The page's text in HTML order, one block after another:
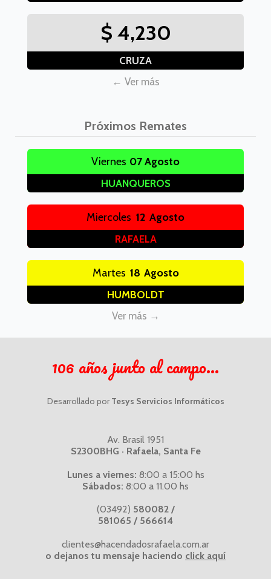
$ 4,230
CRUZA
← Ver más
Próximos Remates
Viernes 07 Agosto
HUANQUEROS
Miercoles 12 Agosto
RAFAELA
Martes 18 Agosto
HUMBOLDT
Ver más →
106 años junto al campo...
Desarrollado por Tesys Servicios Informáticos
Av. Brasil 1951
S2300BHG · Rafaela, Santa Fe
Lunes a viernes: 8:00 a 15:00 hs
Sábados: 8:00 a 11.00 hs
(03492) 580082 /
581065 / 566614
clientes@hacendadosrafaela.com.ar
o dejanos tu mensaje haciendo click aquí